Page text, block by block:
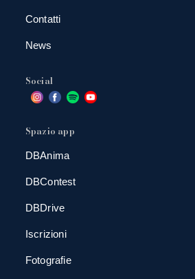
Contatti
News
Social
Spazio app
DBAnima
DBContest
DBDrive
Iscrizioni
Fotografie